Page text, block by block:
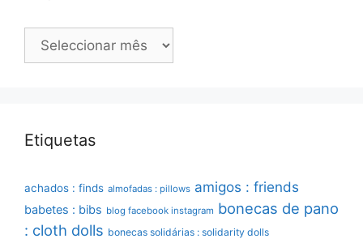
Arquivo
Etiquetas
achados : finds almofadas : pillows amigos : friends
babetes : bibs blog facebook instagram bonecas de pano
: cloth dolls bonecas solidárias : solidarity dolls